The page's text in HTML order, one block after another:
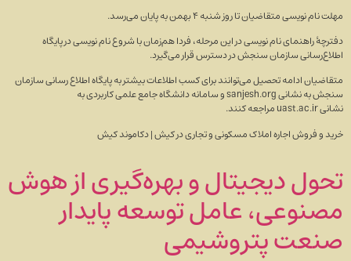
مهلت نام نویسی متقاضیان تا روز شنبه ۴ بهمن به پایان می‌رسد.
دفترچۀ راهنمای نام نویسی در این مرحله، فردا هم‌زمان با شروع نام نویسی در پایگاه
اطلاع‌رسانی سازمان سنجش در دسترس قرار می‌گیرد.
متقاضیان ادامه تحصیل می‌توانند برای کسب اطلاعات بیشتر به پایگاه اطلاع رسانی سازمان
سنجش به نشانی sanjesh.org و سامانه دانشگاه جامع علمی کاربردی به
نشانی uast.ac.ir مراجعه کنند.
خرید و فروش اجاره املاک مسکونی و تجاری در کیش | دکاموند کیش
تحول دیجیتال و بهره‌گیری از هوش
مصنوعی، عامل توسعه پایدار
صنعت پتروشیمی